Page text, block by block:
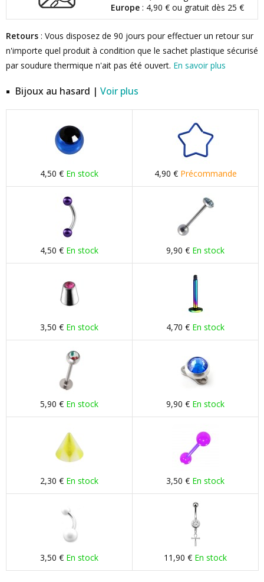
Europe: 4,90 € ou gratuit dès 25 €
Retours : Vous disposez de 90 jours pour effectuer un retour sur
n'importe quel produit à condition que le sachet plastique sécurisé
par soudure thermique n'ait pas été ouvert. En savoir plus
Bijoux au hasard | Voir plus
4,50 € En stock 4,90 € Précommande
4,50 € En stock 9,90 € En stock
3,50 € En stock 4,70 € En stock
5,90 € En stock 9,90 € En stock
2,30 € En stock 3,50 € En stock
3,50 € En stock 11,90 € En stock